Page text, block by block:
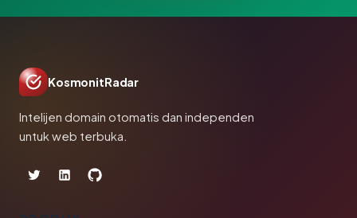
KosmonitRadar
Intelijen domain otomatis dan independen
untuk web terbuka.